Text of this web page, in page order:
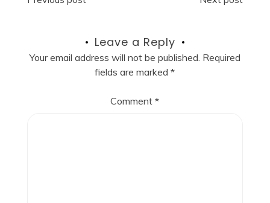
Leave a Reply
Your email address will not be published. Required
fields are marked*
Comment*